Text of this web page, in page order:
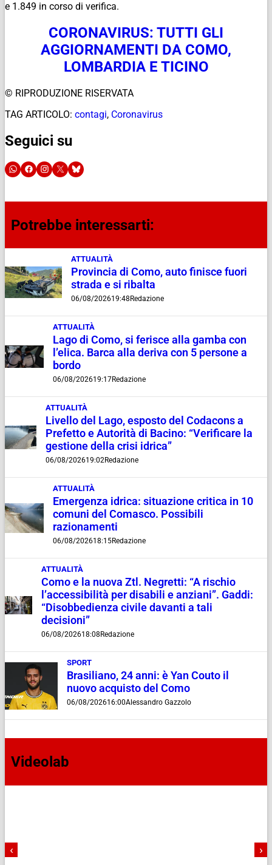
e 1.849 in corso di verifica.
CORONAVIRUS: TUTTI GLI
AGGIORNAMENTI DA COMO,
LOMBARDIA E TICINO
© RIPRODUZIONE RISERVATA
TAG ARTICOLO: contagi, Coronavirus
Seguici su
Potrebbe interessarti:
ATTUALITÀ
Provincia di Como, auto finisce fuori
strada e si ribalta
06/08/202619:48 Redazione
ATTUALITÀ
Lago di Como, si ferisce alla gamba con
l’elica. Barca alla deriva con 5 persone a
bordo
06/08/202619:17Redazione
ATTUALITÀ
Livello del Lago, esposto del Codacons a
Prefetto e Autorità di Bacino: “Verificare la
gestione della crisi idrica”
06/08/202619:02Redazione
ATTUALITÀ
Emergenza idrica: situazione critica in 10
comuni del Comasco. Possibili
razionamenti
06/08/202618:15Redazione
ATTUALITÀ
Como e la nuova Ztl. Negretti: “A rischio
l’accessibilità per disabili e anziani”. Gaddi:
“Disobbedienza civile davanti a tali
decisioni”
06/08/202618:08 Redazione
SPORT
Brasiliano, 24 anni: è Yan Couto il
nuovo acquisto del Como
06/08/202616:00Alessandro Gazzolo
Videolab
‹ ›